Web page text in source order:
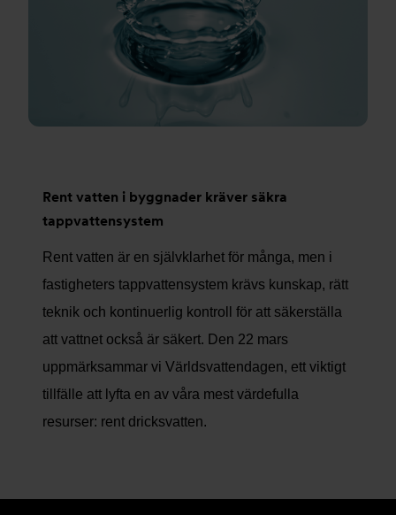
Rent vatten i byggnader kräver säkra
tappvattensystem
Rent vatten är en självklarhet för många, men i
fastigheters tappvattensystem krävs kunskap, rätt
teknik och kontinuerlig kontroll för att säkerställa
att vattnet också är säkert. Den 22 mars
uppmärksammar vi Världsvattendagen, ett viktigt
tillfälle att lyfta en av våra mest värdefulla
resurser: rent dricksvatten.